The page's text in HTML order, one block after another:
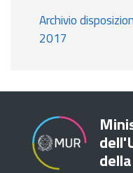
Archivio
2017